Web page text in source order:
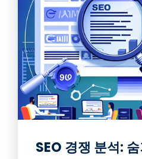
SEO 경쟁 분석: